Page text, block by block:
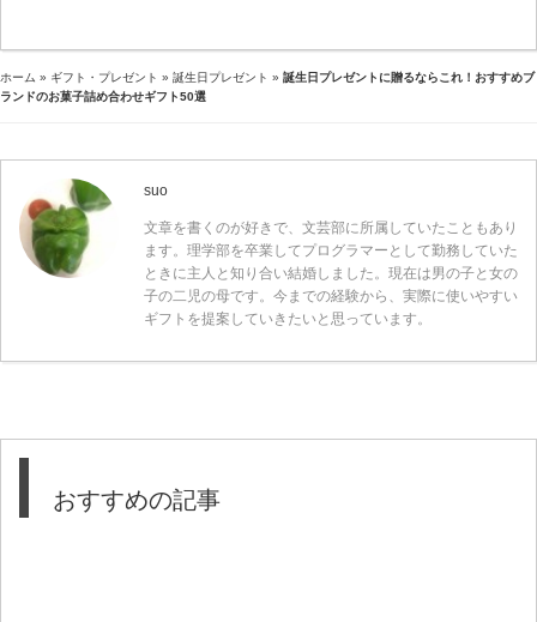
ホーム » ギフト・プレゼント » 誕生日プレゼント » 誕生日プレゼントに贈るならこれ！おすすめブ
ランドのお菓子詰め合わせギフト50選
suo
文章を書くのが好きで、文芸部に所属していたこともあり
ます。理学部を卒業してプログラマーとして勤務していた
ときに主人と知り合い結婚しました。現在は男の子と女の
子の二児の母です。今までの経験から、実際に使いやすい
ギフトを提案していきたいと思っています。
おすすめの記事